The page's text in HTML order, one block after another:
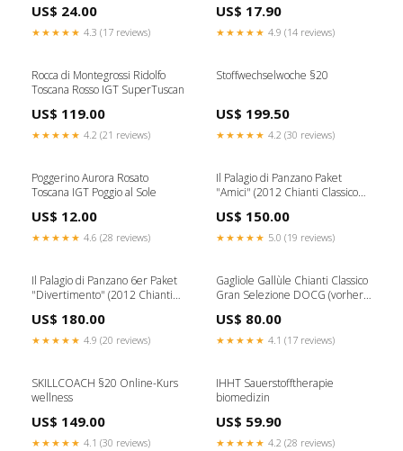
US$ 24.00
★★★★★ 4.3 (17 reviews)
US$ 17.90
★★★★★ 4.9 (14 reviews)
Rocca di Montegrossi Ridolfo
Toscana Rosso IGT SuperTuscan
US$ 119.00
★★★★★ 4.2 (21 reviews)
Stoffwechselwoche §20
US$ 199.50
★★★★★ 4.2 (30 reviews)
Poggerino Aurora Rosato
Toscana IGT Poggio al Sole
US$ 12.00
★★★★★ 4.6 (28 reviews)
Il Palagio di Panzano Paket
"Amici" (2012 Chianti Classico
Gagliole
US$ 150.00
★★★★★ 5.0 (19 reviews)
Il Palagio di Panzano 6er Paket
"Divertimento" (2012 Chianti
Flaschen, 2012 Le Bambole
Chianti Classico Gran Selezione
US$ 180.00
★★★★★ 4.9 (20 reviews)
Gagliole Gallùle Chianti Classico
Gran Selezione DOCG (vorher
Jahrgang:2016
US$ 80.00
★★★★★ 4.1 (17 reviews)
SKILLCOACH §20 Online-Kurs
wellness
US$ 149.00
★★★★★ 4.1 (30 reviews)
IHHT Sauerstofftherapie
biomedizin
US$ 59.90
★★★★★ 4.2 (28 reviews)